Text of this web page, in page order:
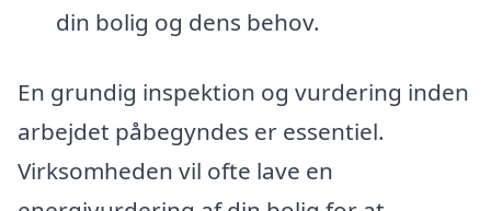
din bolig og dens behov.
En grundig inspektion og vurdering inden
arbejdet påbegyndes er essentiel.
Virksomheden vil ofte lave en